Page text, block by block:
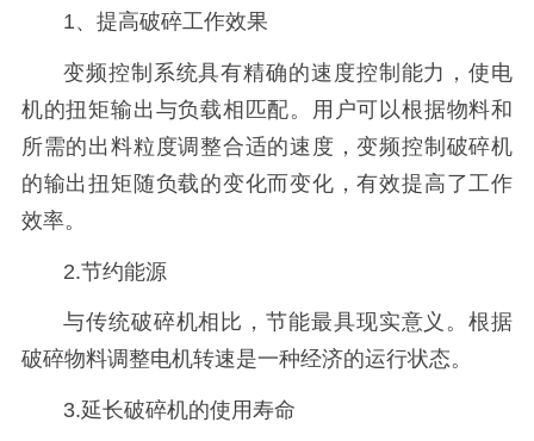
1、提高破碎工作效果
变频控制系统具有精确的速度控制能力，使电
机的扭矩输出与负载相匹配。用户可以根据物料和
所需的出料粒度调整合适的速度，变频控制破碎机
的输出扭矩随负载的变化而变化，有效提高了工作
效率。
2.节约能源
与传统破碎机相比，节能最具现实意义。根据
破碎物料调整电机转速是一种经济的运行状态。
3.延长破碎机的使用寿命